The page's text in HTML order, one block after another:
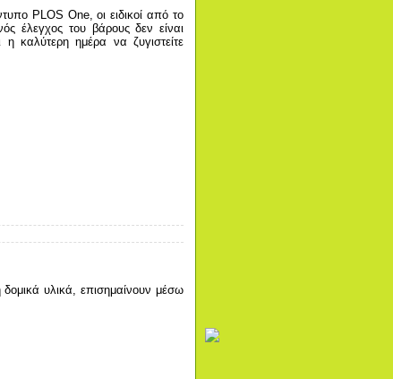
PLOS One, οι ειδικοί από το
έλεγχος του βάρους δεν είναι
η καλύτερη ημέρα να ζυγιστείτε
υλικά, επισημαίνουν μέσω